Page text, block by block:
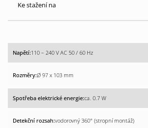
Ke stažení na
110 – 240 V AC 50 / 60 Hz
Ø 97 x 103 mm
ca. 0.7 W
vodorovný 360° (stropní montáž)